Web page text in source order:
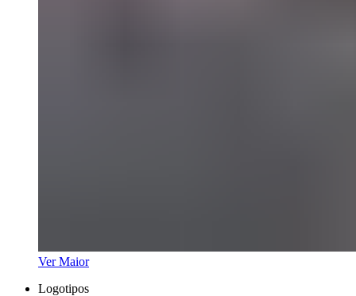
Ver Maior
Logotipos